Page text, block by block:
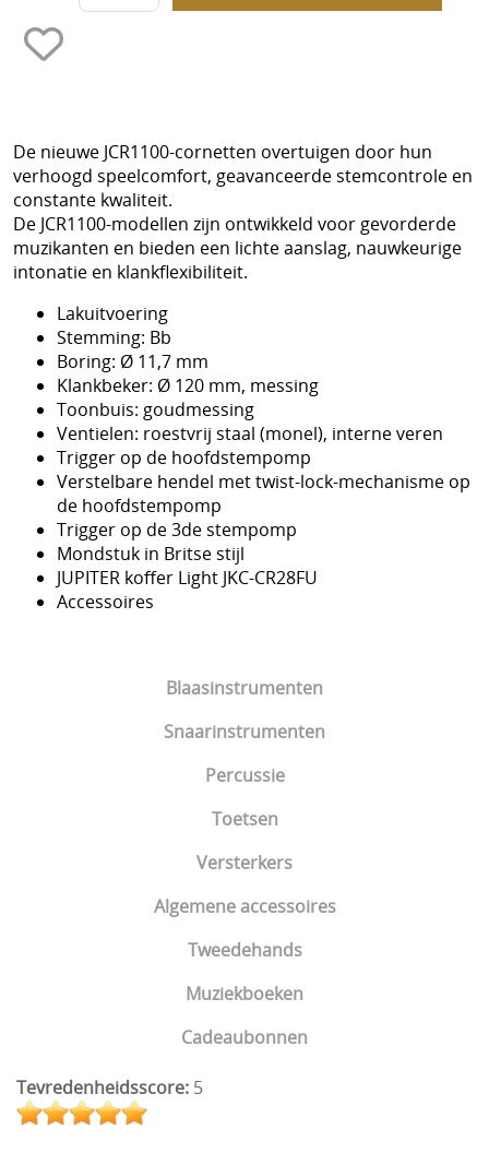
Blaasinstrumenten
Snaarinstrumenten
Percussie
Toetsen
Versterkers
Algemene accessoires
Tweedehands
Muziekboeken
Cadeaubonnen
Tevredenheidsscore: 5
De nieuwe JCR1100-cornetten overtuigen door hun
verhoogd speelcomfort, geavanceerde stemcontrole en
constante kwaliteit.
De JCR1100-modellen zijn ontwikkeld voor gevorderde
muzikanten en bieden een lichte aanslag, nauwkeurige
intonatie en klankflexibiliteit.
Lakuitvoering
Stemming: Bb
Boring: Ø 11,7 mm
Klankbeker: Ø 120 mm, messing
Toonbuis: goudmessing
Ventielen: roestvrij staal (monel), interne veren
Trigger op de hoofdstempomp
Verstelbare hendel met twist-lock-mechanisme op
de hoofdstempomp
Trigger op de 3de stempomp
Mondstuk in Britse stijl
JUPITER koffer Light JKC-CR28FU
Accessoires